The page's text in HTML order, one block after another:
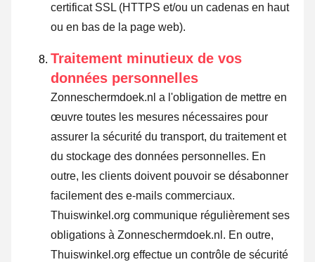
certificat SSL (HTTPS et/ou un cadenas en haut
ou en bas de la page web).
Traitement minutieux de vos
données personnelles
Zonneschermdoek.nl a l'obligation de mettre en
œuvre toutes les mesures nécessaires pour
assurer la sécurité du transport, du traitement et
du stockage des données personnelles. En
outre, les clients doivent pouvoir se désabonner
facilement des e-mails commerciaux.
Thuiswinkel.org communique régulièrement ses
obligations à Zonneschermdoek.nl. En outre,
Thuiswinkel.org effectue un contrôle de sécurité